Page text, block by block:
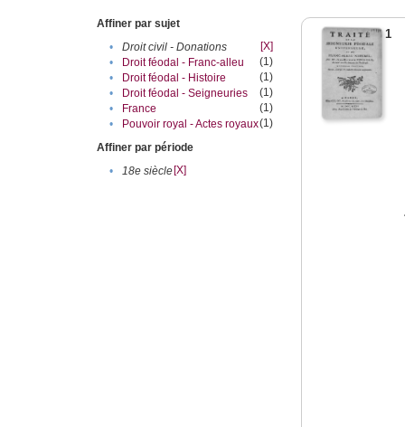
Affiner par sujet
•
Droit civil - Donations
[X]
•
Droit féodal - Franc-alleu‎
(1)
•
Droit féodal - Histoire
(1)
•
Droit féodal - Seigneuries
(1)
•
France
(1)
•
Pouvoir royal - Actes royaux(1)
Affiner par période
•
18e siècle[X]
1